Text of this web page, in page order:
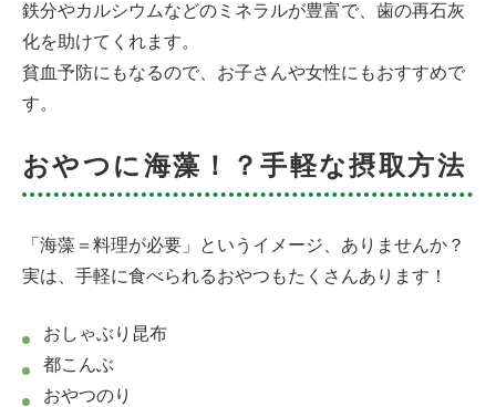
鉄分やカルシウムなどのミネラルが豊富で、歯の再石灰
化を助けてくれます。
貧血予防にもなるので、お子さんや女性にもおすすめで
す。
おやつに海藻！？手軽な摂取方法
「海藻＝料理が必要」というイメージ、ありませんか？
実は、手軽に食べられるおやつもたくさんあります！
おしゃぶり昆布
都こんぶ
おやつのり